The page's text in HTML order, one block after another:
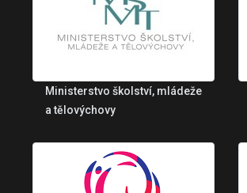
Ministerstvo školství, mládeže
a tělovýchovy